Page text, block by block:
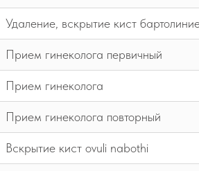
Удаление, вскрытие кист
Прием гинеколога первичный
Прием гинеколога
Прием гинеколога повторный
Вскрытие кист ovuli nabothi